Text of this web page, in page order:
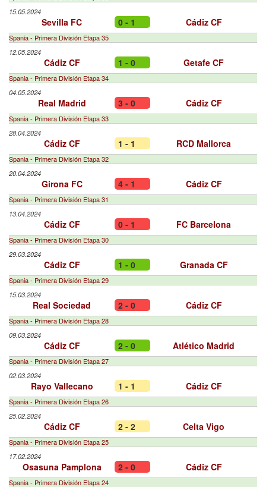
15.05.2024
Sevilla FC 0 - 1 Cádiz CF
Spania - Primera División Etapa 35
12.05.2024
Cádiz CF 1 - 0 Getafe CF
Spania - Primera División Etapa 34
04.05.2024
Real Madrid 3 - 0 Cádiz CF
Spania - Primera División Etapa 33
28.04.2024
Cádiz CF 1 - 1 RCD Mallorca
Spania - Primera División Etapa 32
20.04.2024
Girona FC 4 - 1 Cádiz CF
Spania - Primera División Etapa 31
13.04.2024
Cádiz CF 0 - 1 FC Barcelona
Spania - Primera División Etapa 30
29.03.2024
Cádiz CF 1 - 0 Granada CF
Spania - Primera División Etapa 29
15.03.2024
Real Sociedad 2 - 0 Cádiz CF
Spania - Primera División Etapa 28
09.03.2024
Cádiz CF 2 - 0 Atlético Madrid
Spania - Primera División Etapa 27
02.03.2024
Rayo Vallecano 1 - 1 Cádiz CF
Spania - Primera División Etapa 26
25.02.2024
Cádiz CF 2 - 2 Celta Vigo
Spania - Primera División Etapa 25
17.02.2024
Osasuna Pamplona 2 - 0 Cádiz CF
Spania - Primera División Etapa 24